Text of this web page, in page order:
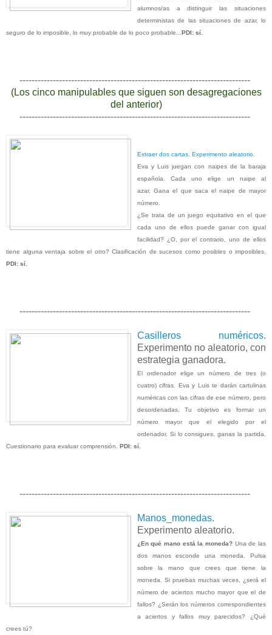
alumnos/as a distinguir las situaciones
deterministas de las situaciones de azar, lo
seguro de lo imposible, lo muy probable de lo poco probable... PDI: sí.
----------------------------------------------------------------------------
(Los cinco manipulables que siguen son desagregaciones
del anterior)
----------------------------------------------------------------------------
Extraer dos cartas. Experimento aleatorio.
Eva y Luis juegan con naipes de la baraja
española. Cada uno elige un naipe al
azar. Gana el que saca el naipe de mayor
número.
¿Se trata de un juego equitativo en el que
cada uno de ellos puede ganar con igual
facilidad? ¿O, por el contrario, uno de ellos
tiene alguna ventaja sobre el otro? Clasificación de sucesos como posibles o imposibles.
PDI: sí.
----------------------------------------------------------------------------
Casilleros numéricos.
Experimento no aleatorio, con
estrategia ganadora.
El ordenador elige un número de tres (o
cuatro) cifras. Eva y Luis te darán cartulinas
numéricas con las cifras de ese número, pero
desordenadas. Tu objetivo es formar un
número mayor que el elegido por el
ordenador. Si lo consigues, ganas la partida.
Cuestionario para evaluar comprensión. PDI: sí.
----------------------------------------------------------------------------
Manos_monedas.
Experimento aleatorio.
¿En qué mano está la moneda? Una de las
dos manos esconde una moneda. Pulsa
sobre la mano que crees que tiene la
moneda. Si pruebas muchas veces, ¿será el
número de aciertos mucho mayor que el de
fallos? ¿Serán los números correspondientes
a aciertos y fallos muy parecidos? ¿Qué
crees tú?